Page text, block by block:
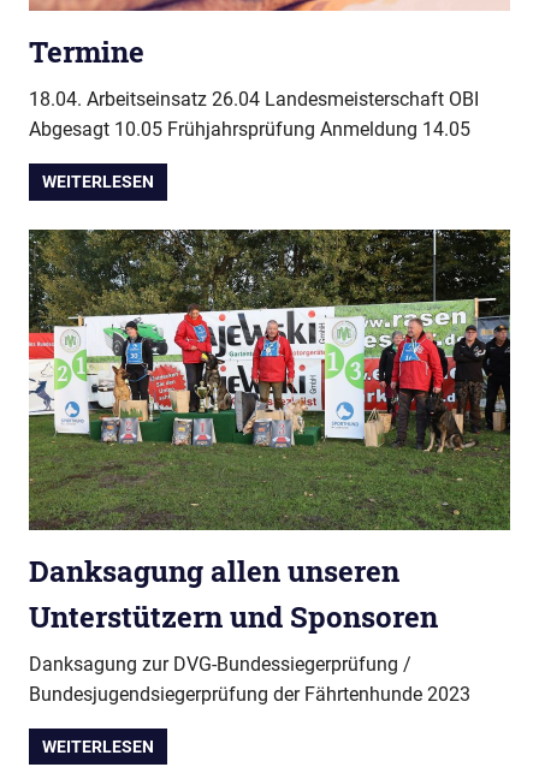
Termine
18.04. Arbeitseinsatz 26.04 Landesmeisterschaft OBI
Abgesagt 10.05 Frühjahrsprüfung Anmeldung 14.05
WEITERLESEN
Danksagung allen unseren
Unterstützern und Sponsoren
Danksagung zur DVG-Bundessiegerprüfung /
Bundesjugendsiegerprüfung der Fährtenhunde 2023
WEITERLESEN